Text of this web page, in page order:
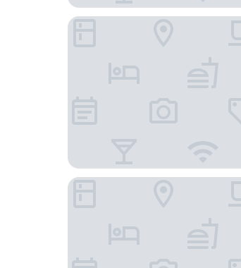
新宿格蘭貝爾飯店
吉祥寺東急REI飯店